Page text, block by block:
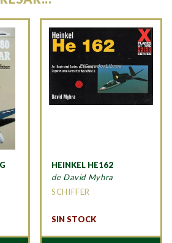
HEINKEL HE162
de David Myhra
SCHIFFER
SIN STOCK